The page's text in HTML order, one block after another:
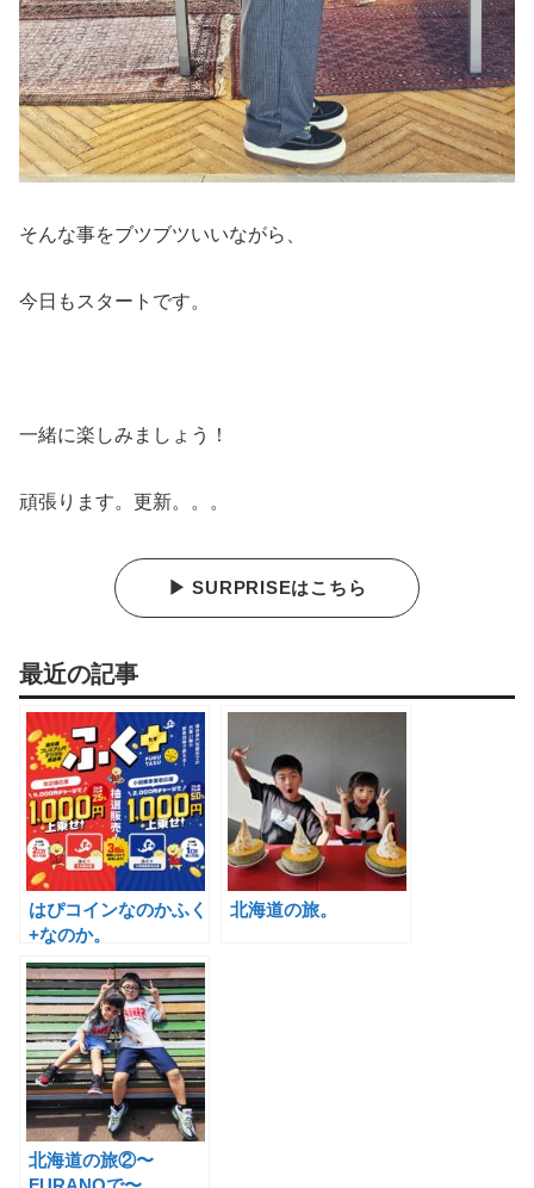
そんな事をブツブツいいながら、
今日もスタートです。
一緒に楽しみましょう！
頑張ります。更新。。。
▶ SURPRISEはこちら
最近の記事
はぴコインなのかふく
+なのか。
北海道の旅。
北海道の旅②〜